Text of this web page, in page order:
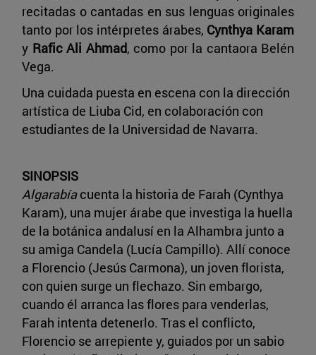
recitadas o cantadas en sus lenguas originales
tanto por los intérpretes árabes, Cynthya Karam
y Rafic Ali Ahmad, como por la cantaora Belén
Vega.
Una cuidada puesta en escena con la dirección
artística de Liuba Cid, en colaboración con
estudiantes de la Universidad de Navarra.
SINOPSIS
Algarabíacuenta la historia de Farah (Cynthya
Karam), una mujer árabe que investiga la huella
de la botánica andalusí en la Alhambra junto a
su amiga Candela (Lucía Campillo). Allí conoce
a Florencio (Jesús Carmona), un joven florista,
con quien surge un flechazo. Sin embargo,
cuando él arranca las flores para venderlas,
Farah intenta detenerlo. Tras el conflicto,
Florencio se arrepiente y, guiados por un sabio